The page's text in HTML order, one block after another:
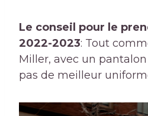
Le conseil pour le
2022-2023: Tout
Miller, avec un pantalon
pas de meilleur